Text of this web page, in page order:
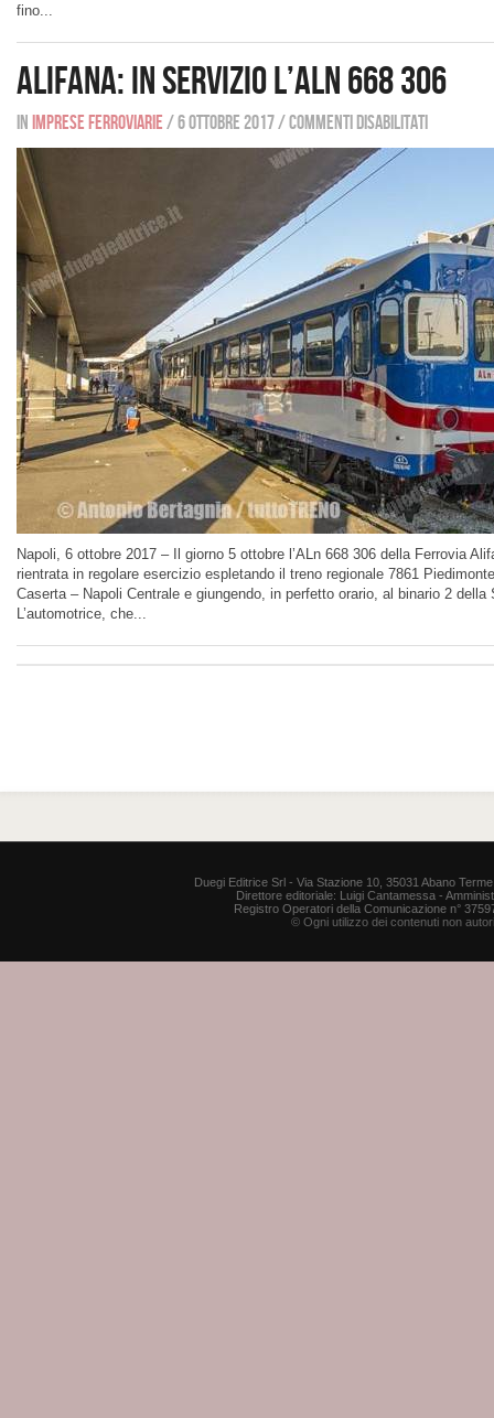
fino...
Alifana: in servizio l’ALn 668 306
InImprese ferroviarie/6 ottobre 2017/Commenti disabilitati
Napoli, 6 ottobre 2017 – Il giorno 5 ottobre l’ALn 668 306 della Ferrovia
rientrata in regolare esercizio espletando il treno regionale 7861
Caserta – Napoli Centrale e giungendo, in perfetto orario, al binario 2 della
L’automotrice, che...
Duegi Editrice Srl - Via Stazione 10, 35031 Abano
Direttore editoriale: Luigi Cantamessa -
Registro Operatori della Comunicazione n°
© Ogni utilizzo dei contenuti non